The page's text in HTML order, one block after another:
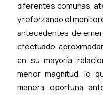
diferentes comunas,
y reforzando el
antecedentes de
efectuado
en su mayoría
menor magnitud, lo
manera oportuna